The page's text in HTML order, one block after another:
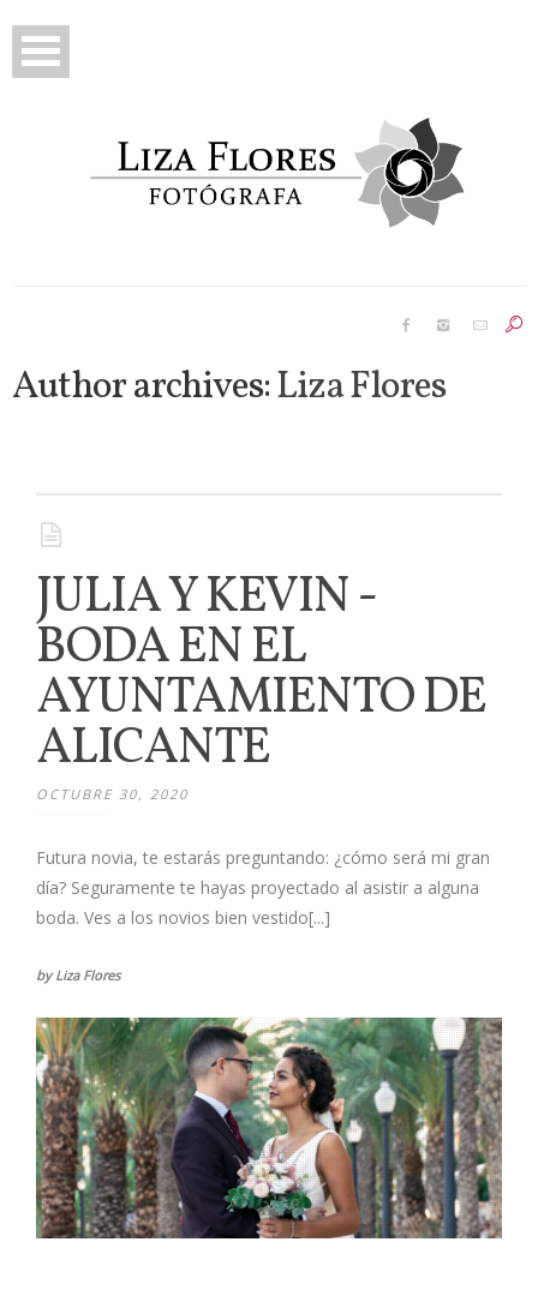
Reportajes
Author archives:Liza Flores
JULIA Y KEVIN -
BODA EN EL
AYUNTAMIENTO DE
ALICANTE
OCTUBRE 30, 2020
Futura novia, te estarás preguntando: ¿cómo será mi gran
día? Seguramente te hayas proyectado al asistir a alguna
boda. Ves a los novios bien vestido[...]
by Liza Flores